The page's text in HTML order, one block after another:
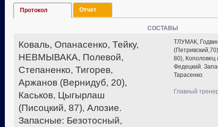
Протокол Отчет
СОСТАВЫ
Коваль, Опанасенко, Тейку,
НЕВМЫВАКА, Полевой,
Степаненко, Тигорев,
Аржанов (Вернидуб, 20),
Каськов, Цыгырлаш
(Писоцкий, 87), Алозие.
Запасные: Безотосный,
ТЛУМАК,
80), Кополовец
Федецкий.
Тарасенко.
Главный